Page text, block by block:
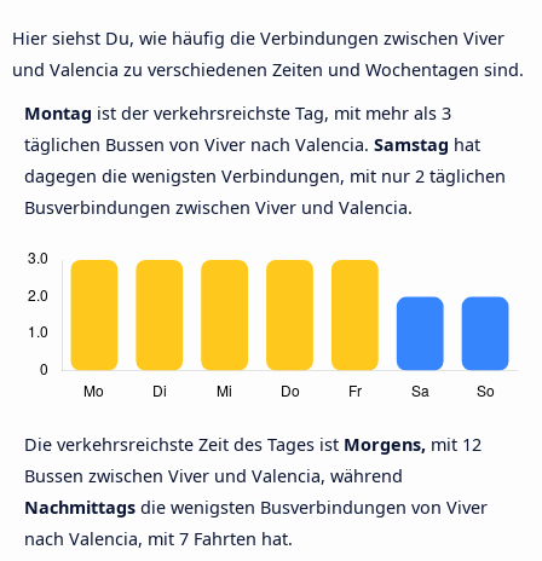
Hier siehst Du, wie häufig die Verbindungen zwischen Viver
und Valencia zu verschiedenen Zeiten und Wochentagen sind.
Montag ist der verkehrsreichste Tag, mit mehr als 3
täglichen Bussen von Viver nach Valencia. Samstag hat
dagegen die wenigsten Verbindungen, mit nur 2 täglichen
Busverbindungen zwischen Viver und Valencia.
Die verkehrsreichste Zeit des Tages ist Morgens, mit 12
Bussen zwischen Viver und Valencia, während
Nachmittags die wenigsten Busverbindungen von Viver
nach Valencia, mit 7 Fahrten hat.